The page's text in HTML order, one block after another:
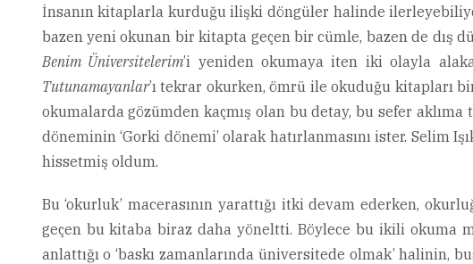
İnsanın kitaplarla kurduğu ilişki döngüler halinde
bazen yeni okunan bir kitapta geçen bir cümle, bazen de dış
Benim Üniversitelerim’i yeniden okumaya iten iki olayla
Tutunamayanlar’ı tekrar okurken, ömrü ile okuduğu kitapları
okumalarda gözümden kaçmış olan bu detay, bu sefer aklıma
döneminin ‘Gorki dönemi’ olarak hatırlanmasını ister. Selim
hissetmiş oldum.
Bu ‘okurluk’ macerasının yarattığı itki devam ederken,
geçen bu kitaba biraz daha yöneltti. Böylece bu ikili okuma
anlattığı o ‘baskı zamanlarında üniversitede olmak’